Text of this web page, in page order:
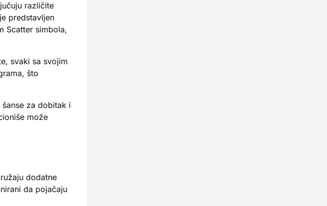
različite
predstavljen
Scatter simbola,
svaki sa svojim
što
za dobitak i
može
dodatne
da pojačaju